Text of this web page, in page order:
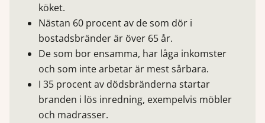
köket.
Nästan 60 procent av de som dör i
bostadsbränder är över 65 år.
De som bor ensamma, har låga inkomster
och som inte arbetar är mest sårbara.
I 35 procent av dödsbränderna startar
branden i lös inredning, exempelvis möbler
och madrasser.